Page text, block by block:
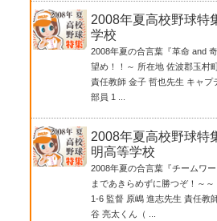
2008年夏高校野球特
学校
2008年夏の合言葉『革命 and
望め！！～ 所在地 佐波郡玉村
責任教師 金子 哲也先生 キャプ
部員 1 ...
2008年夏高校野球特
明高等学校
2008年夏の合言葉『チームワ
まであきらめずに勝つぞ！～
1-6 監督 原嶋 進志先生 責任教
谷 亮太くん（ ...